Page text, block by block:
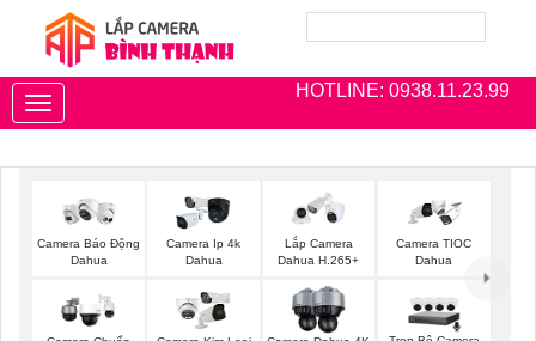
HOTLINE: 0938.11.23.99
Toggle
navigation
Camera Báo Động
Dahua
Camera Ip 4k
Dahua
Lắp Camera
Dahua H.265+
Camera TIOC
Dahua